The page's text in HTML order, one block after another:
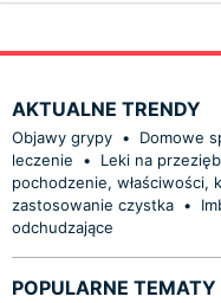
AKTUALNE TRENDY
Objawy grypy • Domowe
leczenie
• Leki na
pochodzenie, właściwości,
zastosowanie czystka •
odchudzające
POPULARNE TEMATY